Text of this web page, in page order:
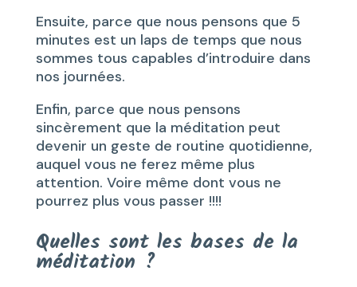
Ensuite, parce que nous pensons que 5
minutes est un laps de temps que nous
sommes tous capables d’introduire dans
nos journées.
Enfin, parce que nous pensons
sincèrement que la méditation peut
devenir un geste de routine quotidienne,
auquel vous ne ferez même plus
attention. Voire même dont vous ne
pourrez plus vous passer !!!!
Quelles sont les bases de la
méditation ?